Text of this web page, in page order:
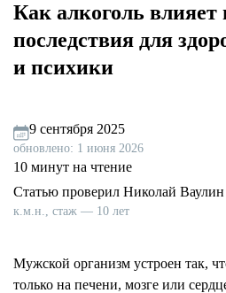
Как алкоголь
последствия для
и психики
9 сентября 2025
обновлено: 1 июня 2026
10 минут на чтение
Статью проверил Николай Ваулин
к.м.н., стаж — 10 лет
Мужской организм устроен так,
только на печени, мозге или